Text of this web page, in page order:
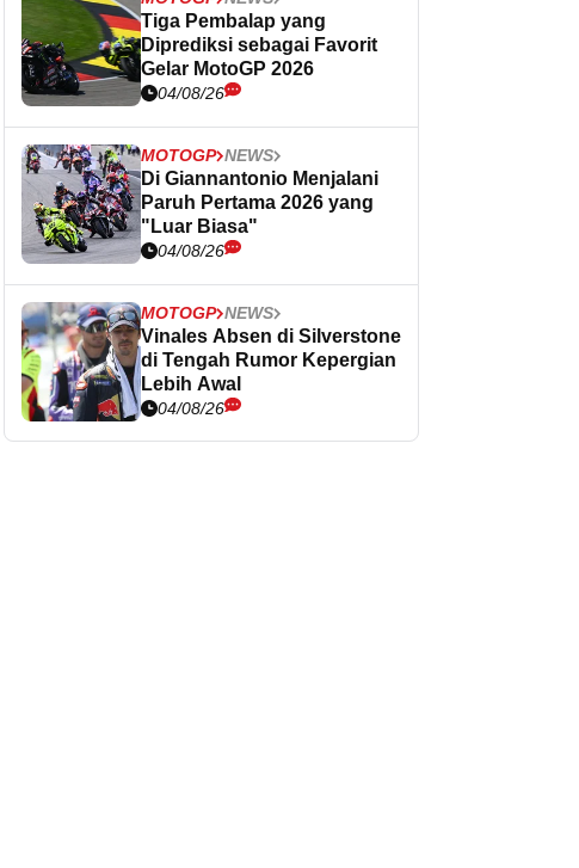
Tiga Pembalap yang
Diprediksi sebagai Favorit
Gelar MotoGP 2026
04/08/26
MOTOGP NEWS
Di Giannantonio Menjalani
Paruh Pertama 2026 yang
"Luar Biasa"
04/08/26
MOTOGP NEWS
Vinales Absen di Silverstone
di Tengah Rumor Kepergian
Lebih Awal
04/08/26